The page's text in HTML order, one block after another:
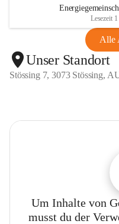
Lesezeit
Alle
Unser Standort
Stössing 7, 3073 Stössing,
Um Inhalte von
musst du der